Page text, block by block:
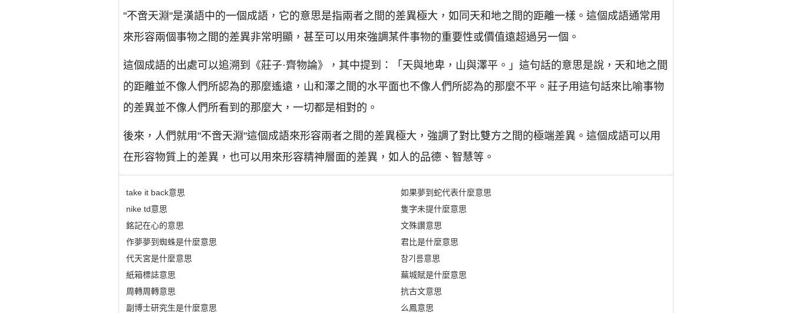
"不啻天淵"是漢語中的一個成語，它的意思是指兩者之間的差異極大，如同天和地之間的距離一樣。這個成語通常用
來形容兩個事物之間的差異非常明顯，甚至可以用來強調某件事物的重要性或價值遠超過另一個。
這個成語的出處可以追溯到《莊子·齊物論》，其中提到：「天與地卑，山與澤平。」這句話的意思是說，天和地之間
的距離並不像人們所認為的那麼遙遠，山和澤之間的水平面也不像人們所認為的那麼不平。莊子用這句話來比喻事物
的差異並不像人們所看到的那麼大，一切都是相對的。
後來，人們就用"不啻天淵"這個成語來形容兩者之間的差異極大，強調了對比雙方之間的極端差異。這個成語可以用
在形容物質上的差異，也可以用來形容精神層面的差異，如人的品德、智慧等。
take it back意思
nike td意思
銘記在心的意思
作夢夢到蜘蛛是什麼意思
代天宮是什麼意思
紙箱標誌意思
周轉周轉意思
副博士研究生是什麼意思
如果夢到蛇代表什麼意思
隻字未提什麼意思
文殊讚意思
君比是什麼意思
참기름意思
蕪城賦是什麼意思
抗古文意思
么鳳意思